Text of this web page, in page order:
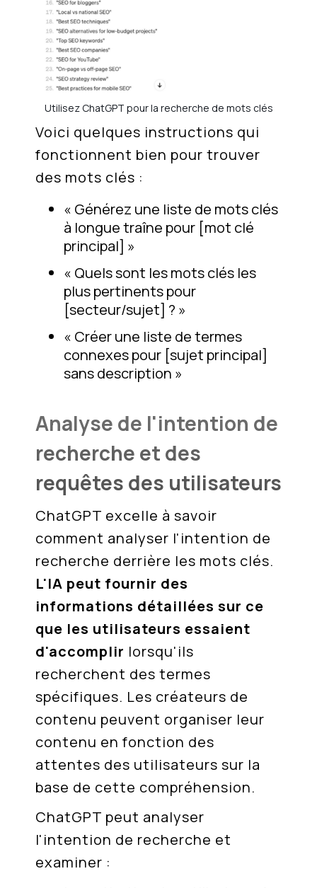
Utilisez ChatGPT pour la recherche de mots clés
Voici quelques instructions qui
fonctionnent bien pour trouver
des mots clés :
« Générez une liste de mots clés
à longue traîne pour [mot clé
principal] »
« Quels sont les mots clés les
plus pertinents pour
[secteur/sujet] ? »
« Créer une liste de termes
connexes pour [sujet principal]
sans description »
Analyse de l'intention de
recherche et des
requêtes des utilisateurs
ChatGPT excelle à savoir
comment analyser l'intention de
recherche derrière les mots clés.
L'IA peut fournir des
informations détaillées sur ce
que les utilisateurs essaient
d'accomplir lorsqu'ils
recherchent des termes
spécifiques. Les créateurs de
contenu peuvent organiser leur
contenu en fonction des
attentes des utilisateurs sur la
base de cette compréhension.
ChatGPT peut analyser
l'intention de recherche et
examiner :